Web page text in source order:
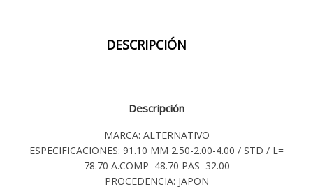
DESCRIPCIÓN
Descripción
MARCA: ALTERNATIVO
ESPECIFICACIONES: 91.10 MM 2.50-2.00-4.00 / STD / L=
78.70 A.COMP=48.70 PAS=32.00
PROCEDENCIA: JAPON